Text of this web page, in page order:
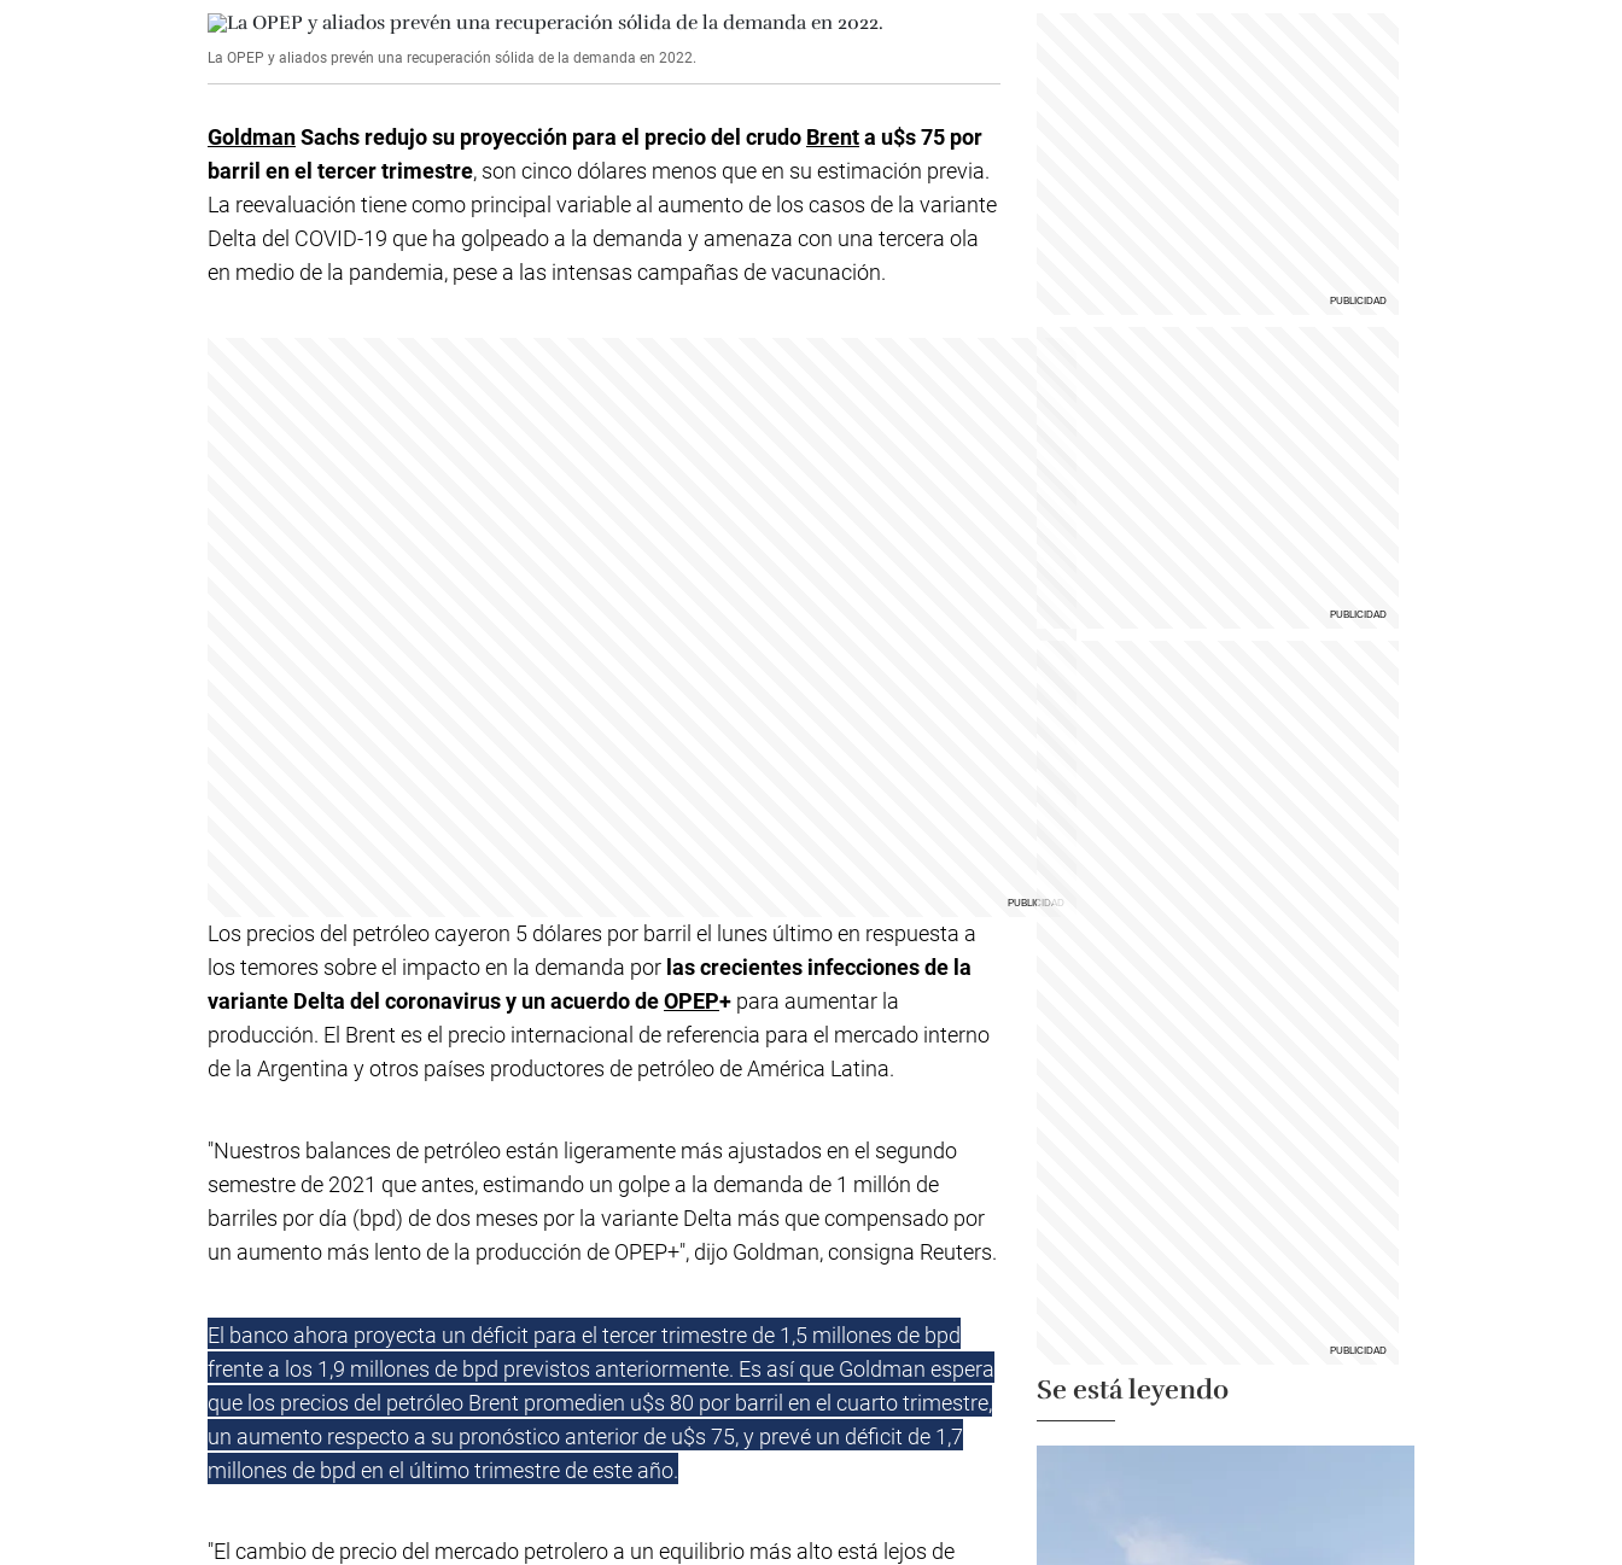
La OPEP y aliados prevén una recuperación sólida de la demanda en 2022.
GoldmanSachs redujo su proyección para el precio del crudo Brenta u$s 75 por
barril en el tercer trimestre, son cinco dólares menos que en su estimación previa.
La reevaluación tiene como principal variable al aumento de los casos de la variante
Delta del COVID-19 que ha golpeado a la demanda y amenaza con una tercera ola
en medio de la pandemia, pese a las intensas campañas de vacunación.
Los precios del petróleo cayeron 5 dólares por barril el lunes último en respuesta a
los temores sobre el impacto en la demanda por las crecientes infecciones de la
variante Delta del coronavirus y un acuerdo deOPEP+ para aumentar la
producción. El Brent es el precio internacional de referencia para el mercado interno
de la Argentina y otros países productores de petróleo de América Latina.
"Nuestros balances de petróleo están ligeramente más ajustados en el segundo
semestre de 2021 que antes, estimando un golpe a la demanda de 1 millón de
barriles por día (bpd) de dos meses por la variante Delta más que compensado por
un aumento más lento de la producción de OPEP+", dijo Goldman, consigna Reuters.
El banco ahora proyecta un déficit para el tercer trimestre de 1,5 millones de bpd
frente a los 1,9 millones de bpd previstos anteriormente. Es así que Goldman espera
que los precios del petróleo Brent promedien u$s 80 por barril en el cuarto trimestre,
un aumento respecto a su pronóstico anterior de u$s 75, y prevé un déficit de 1,7
millones de bpd en el último trimestre de este año.
"El cambio de precio del mercado petrolero a un equilibrio más alto está lejos de
Se está leyendo